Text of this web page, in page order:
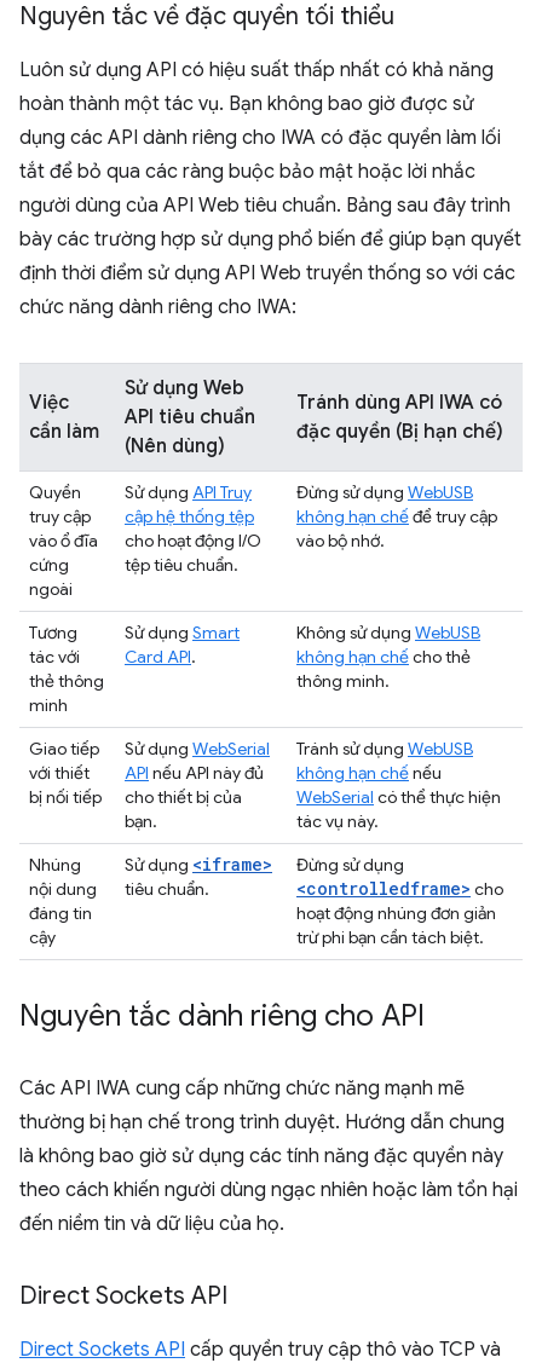
Nguyên tắc về đặc quyền tối thiểu
Luôn sử dụng API có hiệu suất thấp nhất có khả năng
hoàn thành một tác vụ. Bạn không bao giờ được sử
dụng các API dành riêng cho IWA có đặc quyền làm lối
tắt để bỏ qua các ràng buộc bảo mật hoặc lời nhắc
người dùng của API Web tiêu chuẩn. Bảng sau đây trình
bày các trường hợp sử dụng phổ biến để giúp bạn quyết
định thời điểm sử dụng API Web truyền thống so với các
chức năng dành riêng cho IWA:
Việc
cần làm
Sử dụng Web
API tiêu chuẩn
(Nên dùng)
Tránh dùng API IWA có
đặc quyền (Bị hạn chế)
Quyền
truy cập
vào ổ đĩa
cứng
ngoài
Sử dụng API Truy
cập hệ thống tệp
cho hoạt động I/O
tệp tiêu chuẩn.
Đừng sử dụng WebUSB
không hạn chếđể truy cập
vào bộ nhớ.
Tương
tác với
thẻ thông
minh
Sử dụng Smart
Card API.
Không sử dụng WebUSB
không hạn chếcho thẻ
thông minh.
Giao tiếp
với thiết
bị nối tiếp
Sử dụng WebSerial
API nếu API này đủ
cho thiết bị của
bạn.
Tránh sử dụng WebUSB
không hạn chếnếu
WebSerial có thể thực hiện
tác vụ này.
Nhúng
nội dung
đáng tin
cậy
Sử dụng <iframe>
tiêu chuẩn.
Đừng sử dụng
<controlledframe> cho
hoạt động nhúng đơn giản
trừ phi bạn cần tách biệt.
Nguyên tắc dành riêng cho API
Các API IWA cung cấp những chức năng mạnh mẽ
thường bị hạn chế trong trình duyệt. Hướng dẫn chung
là không bao giờ sử dụng các tính năng đặc quyền này
theo cách khiến người dùng ngạc nhiên hoặc làm tổn hại
đến niềm tin và dữ liệu của họ.
Direct Sockets API
Direct Sockets API cấp quyền truy cập thô vào TCP và